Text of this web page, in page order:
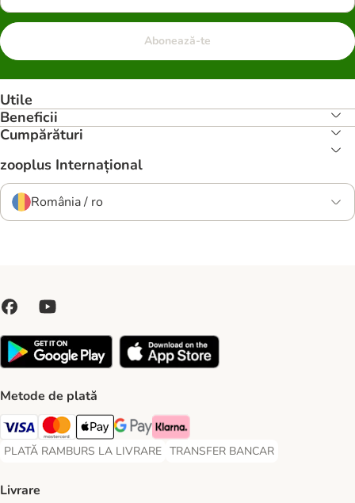
Abonează-te
Utile
Beneficii
Cumpărături
zooplus Internațional
România / ro
Metode de plată
Visa Payment Method
Master Card Payment Method
Apple Pay Payment Method
Google Pay Payment Method
Klarna Payment Method
PLATĂ RAMBURS LA LIVRARE
PLATĂ RAMBURS LA LIVRARE Payment Method
TRANSFER BANCAR
TRANSFER BANCAR Payment
Livrare